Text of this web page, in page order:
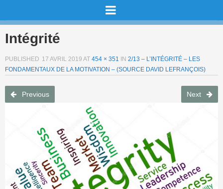
Intégrité
PUBLISHED 17 AVRIL 2019 AT 454 × 351 IN 2/13 – L’INTÉGRITÉ – LES
FONDAMENTAUX DE LA MOTIVATION – (SOURCE DAVID LEFRANÇOIS)
Previous Next